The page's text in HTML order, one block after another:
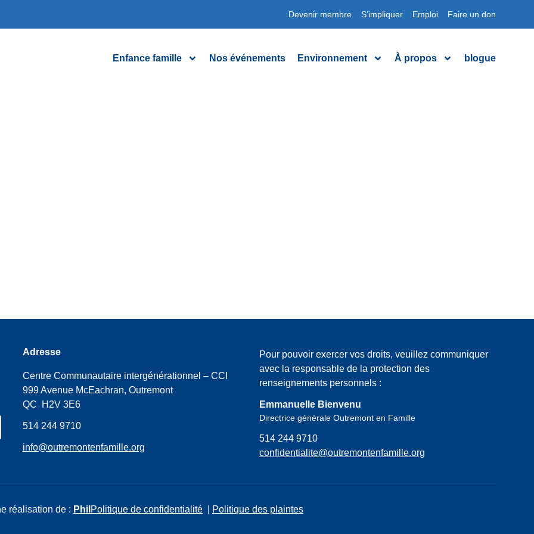
Devenir membre S’impliquer Emploi Faire un don
Enfance famille Nos événements Environnement À propos blogue
Adresse
Centre Communautaire intergénérationnel – CCI
999 Avenue McEachran, Outremont
QC H2V 3E6
514 244 9710
info@outremontenfamille.org
Pour pouvoir exercer vos droits, veuillez communiquer
avec la responsable de la protection des
renseignements personnels :
Emmanuelle Bienvenu
Directrice générale Outremont en Famille
514 244 9710
confidentialite@outremontenfamille.org
réalisation de : Phil Politique de confidentialité Politique des plaintes